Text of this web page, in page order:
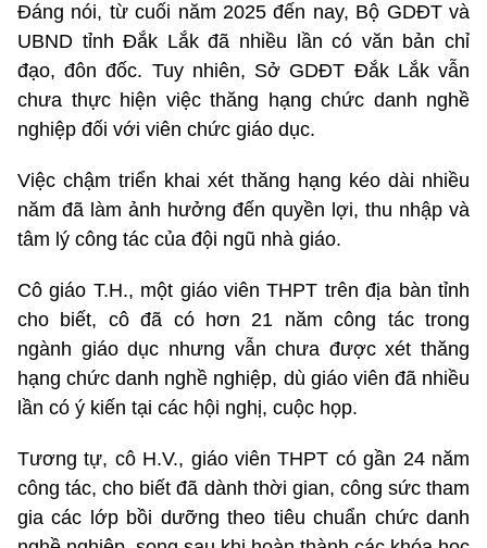
Đáng nói, từ cuối năm 2025 đến nay, Bộ GDĐT và
UBND tỉnh Đắk Lắk đã nhiều lần có văn bản chỉ
đạo, đôn đốc. Tuy nhiên, Sở GDĐT Đắk Lắk vẫn
chưa thực hiện việc thăng hạng chức danh nghề
nghiệp đối với viên chức giáo dục.
Việc chậm triển khai xét thăng hạng kéo dài nhiều
năm đã làm ảnh hưởng đến quyền lợi, thu nhập và
tâm lý công tác của đội ngũ nhà giáo.
Cô giáo T.H., một giáo viên THPT trên địa bàn tỉnh
cho biết, cô đã có hơn 21 năm công tác trong
ngành giáo dục nhưng vẫn chưa được xét thăng
hạng chức danh nghề nghiệp, dù giáo viên đã nhiều
lần có ý kiến tại các hội nghị, cuộc họp.
Tương tự, cô H.V., giáo viên THPT có gần 24 năm
công tác, cho biết đã dành thời gian, công sức tham
gia các lớp bồi dưỡng theo tiêu chuẩn chức danh